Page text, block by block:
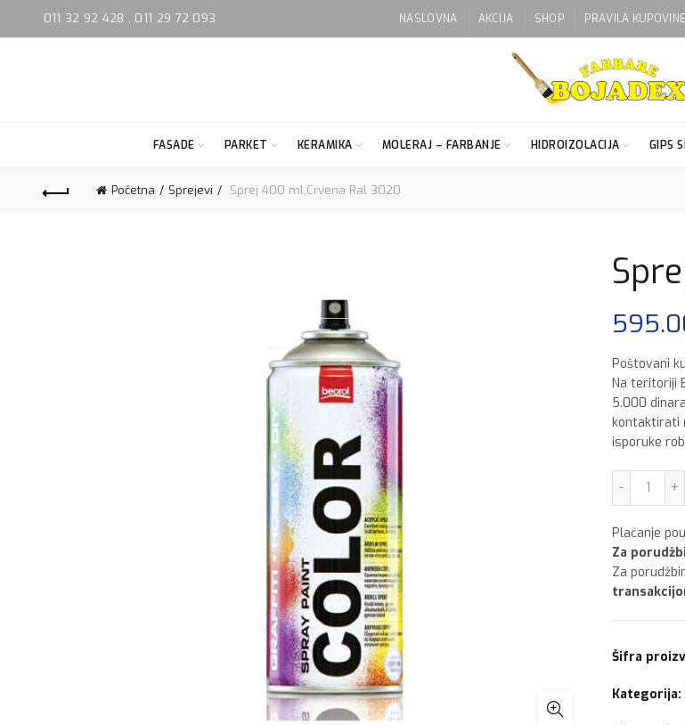
011 32 92 428 , 011 29 72 093 NASLOVNA AKCIJA SHOP PRAVILA KUPOVINE
FASADE PARKET KERAMIKA MOLERAJ – FARBANJE HIDROIZOLACIJA GIPS
Početna Sprejevi Sprej 400 ml,Crvena Ral 3020
Poštovani
Na teritoriji
5.000
kontaktirati
isporuke
Sprej
Plaćanje
Za
Za
Šifra
Kategorija: